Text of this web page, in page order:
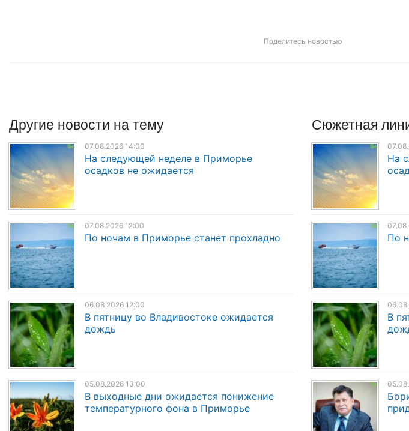
Поделитесь новостью
Другие новости на тему
07.08.2026 14:00
На следующей неделе в Приморье
осадков не ожидается
07.08.2026 12:00
По ночам в Приморье станет прохладно
06.08.2026 12:00
В пятницу во Владивостоке ожидается
дождь
05.08.2026 13:00
В выходные дни ожидается понижение
температурного фона в Приморье
Сюжетная
На
По
В